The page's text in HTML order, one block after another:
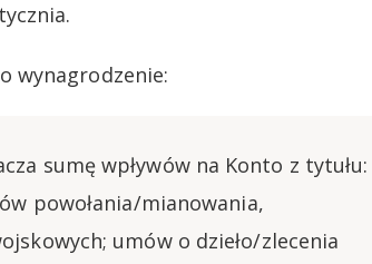
wynagrodzenie:
sumę wpływów na Konto z tytułu:
powołania/mianowania,
umów o dzieło/zlecenia